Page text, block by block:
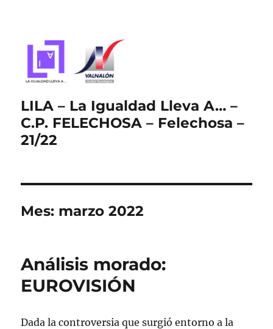
LILA – La Igualdad Lleva A… –
C.P. FELECHOSA – Felechosa –
21/22
Mes: marzo 2022
Análisis morado:
EUROVISIÓN
Dada la controversia que surgió entorno a la